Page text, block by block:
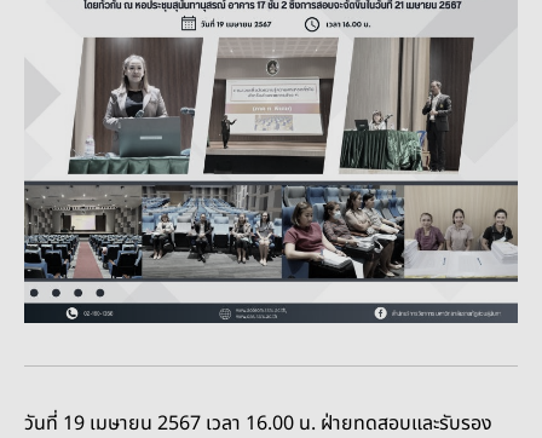
วันที่ 19 เมษายน 2567 เวลา 16.00 น. ฝ่ายทดสอบและรับรอง